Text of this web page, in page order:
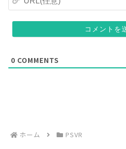
0 COMMENTS
ホーム PSVR